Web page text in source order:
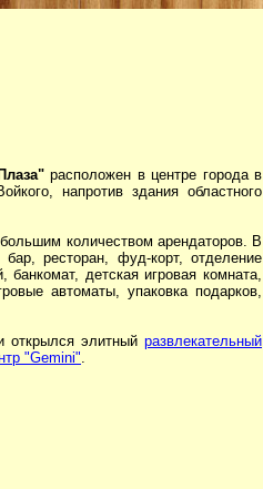
расположен в центре города в
напротив здания областного
количеством арендаторов. В
ресторан, фуд-корт, отделение
банкомат, детская игровая комната,
автоматы, упаковка подарков,
открылся элитный развлекательный
"Gemini".